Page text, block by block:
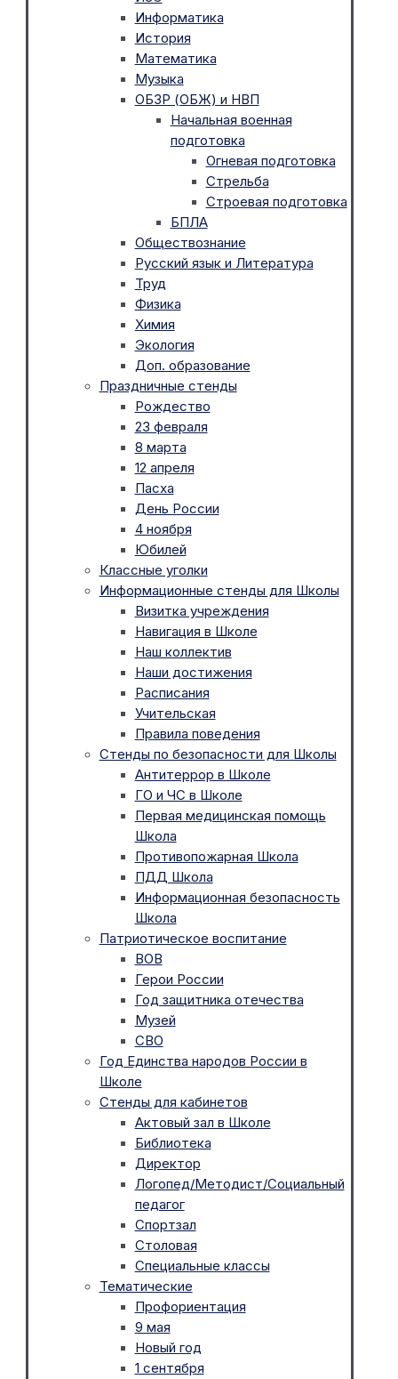
Информатика
История
Математика
Музыка
ОБЗР (ОБЖ) и НВП
Начальная военная
подготовка
Огневая подготовка
Стрельба
Строевая подготовка
БПЛА
Обществознание
Русский язык и Литература
Труд
Физика
Химия
Экология
Доп. образование
Праздничные стенды
Рождество
23 февраля
8 марта
12 апреля
Пасха
День России
4 ноября
Юбилей
Классные уголки
Информационные стенды для Школы
Визитка учреждения
Навигация в Школе
Наш коллектив
Наши достижения
Расписания
Учительская
Правила поведения
Стенды по безопасности для Школы
Антитеррор в Школе
ГО и ЧС в Школе
Первая медицинская помощь
Школа
Противопожарная Школа
ПДД Школа
Информационная безопасность
Школа
Патриотическое воспитание
ВОВ
Герои России
Год защитника отечества
Музей
СВО
Год Единства народов России в
Школе
Стенды для кабинетов
Актовый зал в Школе
Библиотека
Директор
Логопед/Методист/Социальный
педагог
Спортзал
Столовая
Специальные классы
Тематические
Профориентация
9 мая
Новый год
1 сентября